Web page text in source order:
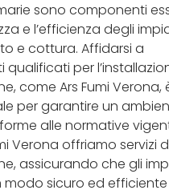
sono componenti
e l’efficienza degli
e cottura. Affidarsi a
qualificati per
come Ars Fumi Verona,
per garantire un
alle normative
Verona offriamo servizi
assicurando che gli
modo sicuro ed efficiente